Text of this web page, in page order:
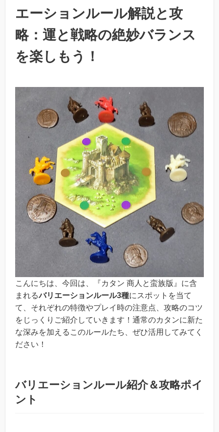
エーションルール解説と攻
略：運と戦略の絶妙バランス
を楽しもう！
こんにちは、今回は、『カタン 商人と蛮族版』に含
まれるバリエーションルール3種にスポットを当て
て、それぞれの特徴やプレイ時の注意点、攻略のコツ
をじっくりご紹介していきます！通常のカタンに新た
な深みを加えるこのルールたち、ぜひ活用してみてく
ださい！
バリエーションルール紹介＆攻略ポイ
ント